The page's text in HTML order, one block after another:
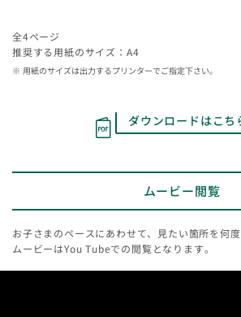
全4ページ
推奨する用紙のサイズ：A4
用紙のサイズは出力するプリンターでご指定下さい。
ダウンロードはこち
ムービー閲覧
お子さまのペースにあわせて、見たい箇所を何度
ムービーはYou Tubeでの閲覧となります。